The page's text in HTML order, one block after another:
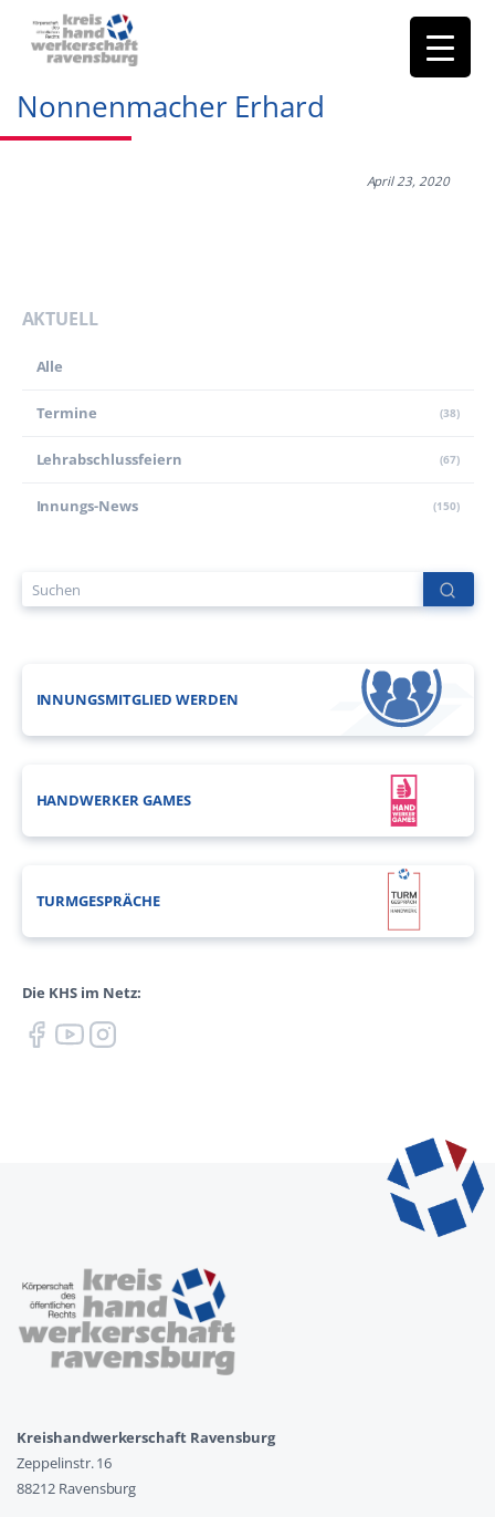
Nonnenmacher Erhard
April 23, 2020
AKTUELL
Alle
Termine (38)
Lehr­abschluss­feiern (67)
Innungs-News (150)
INNUNGSMITGLIED WERDEN
HANDWERKER GAMES
TURMGESPRÄCHE
Die KHS im Netz:
Kreishandwerkerschaft Ravensburg
Zeppelinstr. 16
88212 Ravensburg